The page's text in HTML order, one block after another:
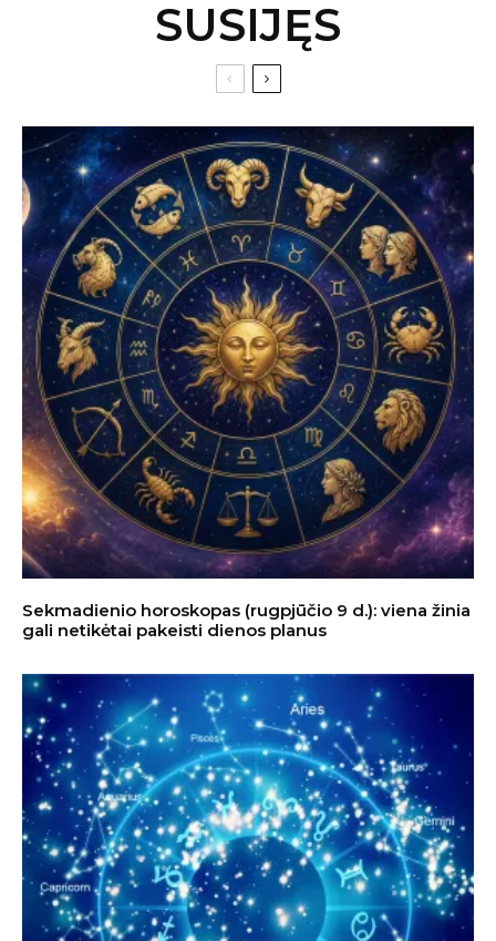
SUSIJĘS
Sekmadienio horoskopas (rugpjūčio 9 d.): viena žinia
gali netikėtai pakeisti dienos planus